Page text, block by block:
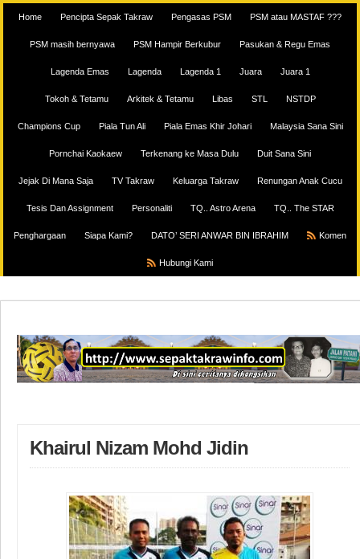
Home Pencipta Sepak Takraw Pengasas PSM PSM atau MASTAF ???
PSM masih bernyawa PSM Hampir Berkubur Pasukan & Regu Emas
Lagenda Emas Lagenda Lagenda 1 Juara Juara 1
Tokoh & Tetamu Arkitek & Tetamu Libas STL NSTDP
Champions Cup Piala Tun Ali Piala Emas Khir Johari Malaysia Sana Sini
Pornchai Kaokaew Terkenang ke Masa Dulu Duit Sana Sini
Jejak Di Mana Saja TV Takraw Keluarga Takraw Renungan Anak Cucu
Tesis Dan Assignment Personaliti TQ.. Astro Arena TQ.. The STAR
Penghargaan Siapa Kami? DATO’ SERI ANWAR BIN IBRAHIM Komen
Hubungi Kami
Khairul Nizam Mohd Jidin